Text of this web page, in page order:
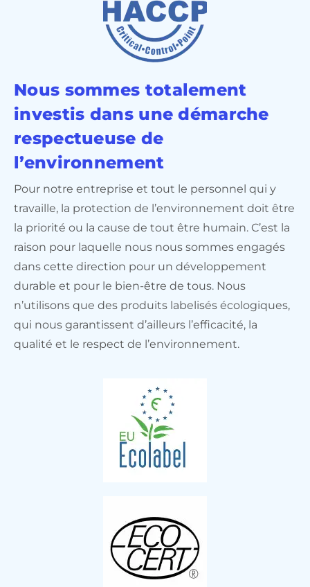
Nous sommes totalement
investis dans une démarche
respectueuse de
l’environnement
Pour notre entreprise et tout le personnel qui y
travaille, la protection de l’environnement doit être
la priorité ou la cause de tout être humain. C’est la
raison pour laquelle nous nous sommes engagés
dans cette direction pour un développement
durable et pour le bien-être de tous. Nous
n’utilisons que des produits labelisés écologiques,
qui nous garantissent d’ailleurs l’efficacité, la
qualité et le respect de l’environnement.